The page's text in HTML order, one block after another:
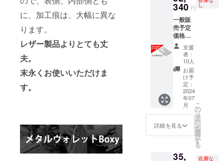
に、加工痕は、大幅に異な
ります。
レザー製品よりとても丈
夫。
末永くお使いいただけま
す。
正規販
売価格
が販売
予定価
格より
下がる
可能性
もござ
いま
す。 ※
デザイ
ン・仕
様は変
更にな
る可能
性もご
ださ
FACTR
ON刻印
の上
2.表面
上部
3.刻印
なし ※
刻印の
内容は
ご支援
後変更
できま
せん。
※皆様の
ご支援
により
場合、
くださ
い。）
※刻印を
入れな
い場合
は「3.
刻印な
し」を
お選び
くださ
い。 ※
刻印位
置は下
記から
お選び
くださ
ON刻印
うお願
いいた
しま
す。 ※
刻印内
容は備
考欄に
ご記入
くださ
い（ア
ルファ
ベッ
ト・数
字20文
字以
内。詳
ページ
質：純
チタン
文字刻
印の有
料オプ
ション
サービ
スをご
希望の
場合は
刻印位
置をご
選択く
ださ
い。
￥1,650
ただき
340 円 し
一般販
売予定
価格
￥42,00
0（税
込）
を、 10
名様限
23%off
￥32,34
0（税
込・送
料込）
にて承
す。 材
支援
者：
10人
お届
け予
定：
2024
年07
月
詳細を見る
こ
の
リ
タ
ー
ン
を
選
択
す
る
35, 在庫な